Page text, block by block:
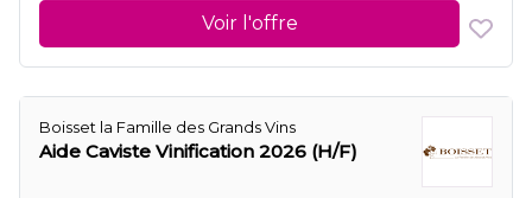
Voir l'offre
Boisset la Famille des Grands Vins
Aide Caviste Vinification 2026 (H/F)